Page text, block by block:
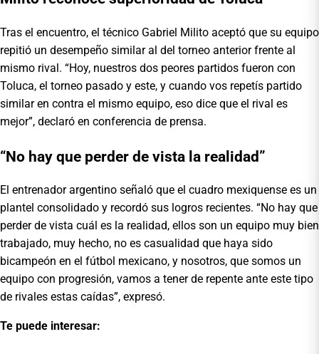
Tras el encuentro, el técnico Gabriel Milito aceptó que su equipo
repitió un desempeño similar al del torneo anterior frente al
mismo rival. “Hoy, nuestros dos peores partidos fueron con
Toluca, el torneo pasado y este, y cuando vos repetís partido
similar en contra el mismo equipo, eso dice que el rival es
mejor”, declaró en conferencia de prensa.
“No hay que perder de vista la realidad”
El entrenador argentino señaló que el cuadro mexiquense es un
plantel consolidado y recordó sus logros recientes. “No hay que
perder de vista cuál es la realidad, ellos son un equipo muy bien
trabajado, muy hecho, no es casualidad que haya sido
bicampeón en el fútbol mexicano, y nosotros, que somos un
equipo con progresión, vamos a tener de repente ante este tipo
de rivales estas caídas”, expresó.
Te puede interesar: